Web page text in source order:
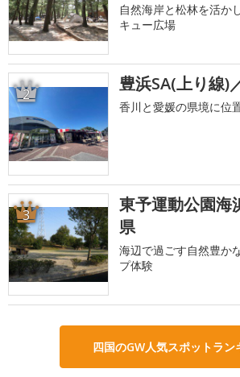
自然海岸と松林を活か
キュー広場
2 豊浜SA(上り線)
香川と愛媛の県境に位
3
東予運動公園海
県
海辺で過ごす自然豊か
プ体験
四国のGW人気スポットラン